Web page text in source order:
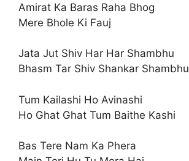
Amirat Ka Baras Raha Bhog
Mere Bhole Ki Fauj
Jata Jut Shiv Har Har Shambhu
Bhasm Tar Shiv Shankar Shambhu
Tum Kailashi Ho Avinashi
Ho Ghat Ghat Tum Baithe Kashi
Bas Tere Nam Ka Phera